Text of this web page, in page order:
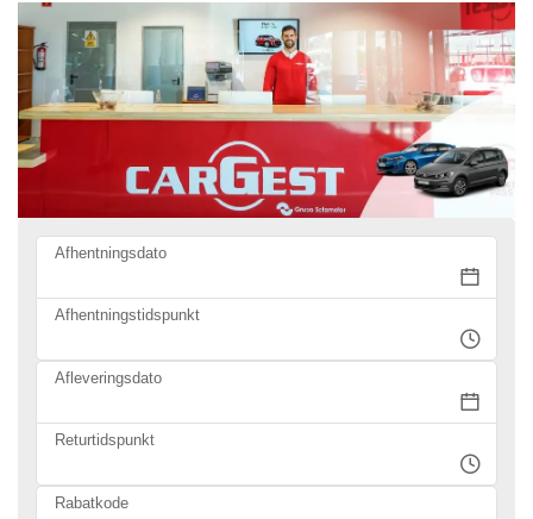
Afhentningsdato
Afhentningstidspunkt
Afleveringsdato
Returtidspunkt
Rabatkode